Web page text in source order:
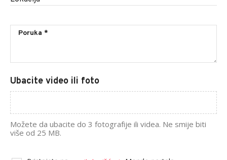
Ubacite video ili foto
Možete da ubacite do 3 fotografije ili videa. Ne smije biti
više od 25 MB.